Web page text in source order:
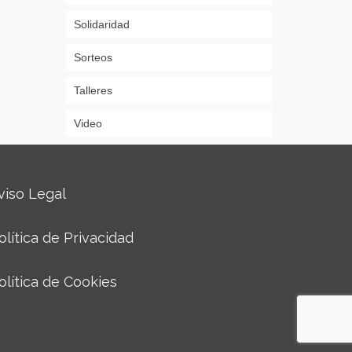
Solidaridad
Sorteos
Talleres
Video
Legal
de Privacidad
de Cookies